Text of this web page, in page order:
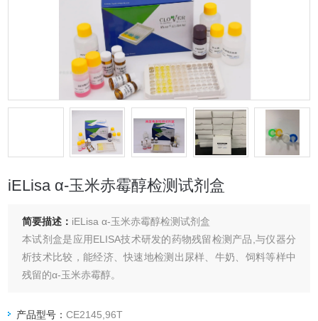
iELisa α-玉米赤霉醇检测试剂盒
简要描述： iELisa α-玉米赤霉醇检测试剂盒
本试剂盒是应用ELISA技术研发的药物残留检测产品,与仪器分
析技术比较，能经济、快速地检测出尿样、牛奶、饲料等样中
残留的α-玉米赤霉醇。
产品型号：CE2145,96T